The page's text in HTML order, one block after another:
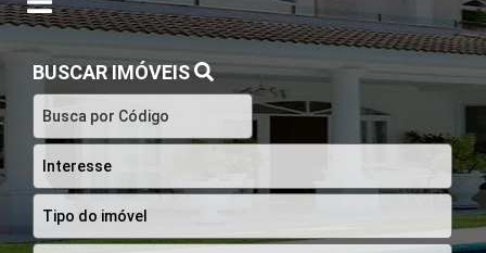
BUSCAR IMÓVEIS